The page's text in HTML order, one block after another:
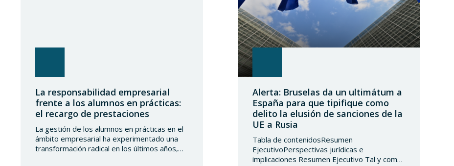
La responsabilidad empresarial
frente a los alumnos en prácticas:
el recargo de prestaciones
La gestión de los alumnos en prácticas en el
ámbito empresarial ha experimentado una
transformación radical en los últimos años,
Alerta: Bruselas da un ultimátum a
España para que tipifique como
delito la elusión de sanciones de la
UE a Rusia
Tabla de contenidosResumen
EjecutivoPerspectivas jurídicas e
implicaciones Resumen Ejecutivo Tal y como